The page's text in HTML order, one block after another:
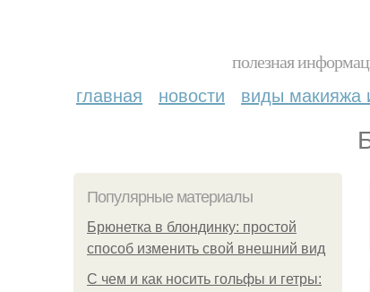
полезная
главная новости виды макияжа
Популярные материалы
Брюнетка в блондинку: простой
способ изменить свой внешний вид
С чем и как носить гольфы и гетры: